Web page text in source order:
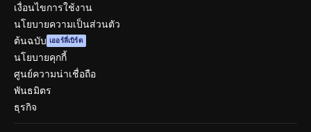
เงื่อนไขการใช้งาน
นโยบายความเป็นส่วนตัว
ต้นฉบับ เออร์ลี่เบิร์ด
นโยบายคุกกี้
ศูนย์ความน่าเชื่อถือ
พันธมิตร
ธุรกิจ